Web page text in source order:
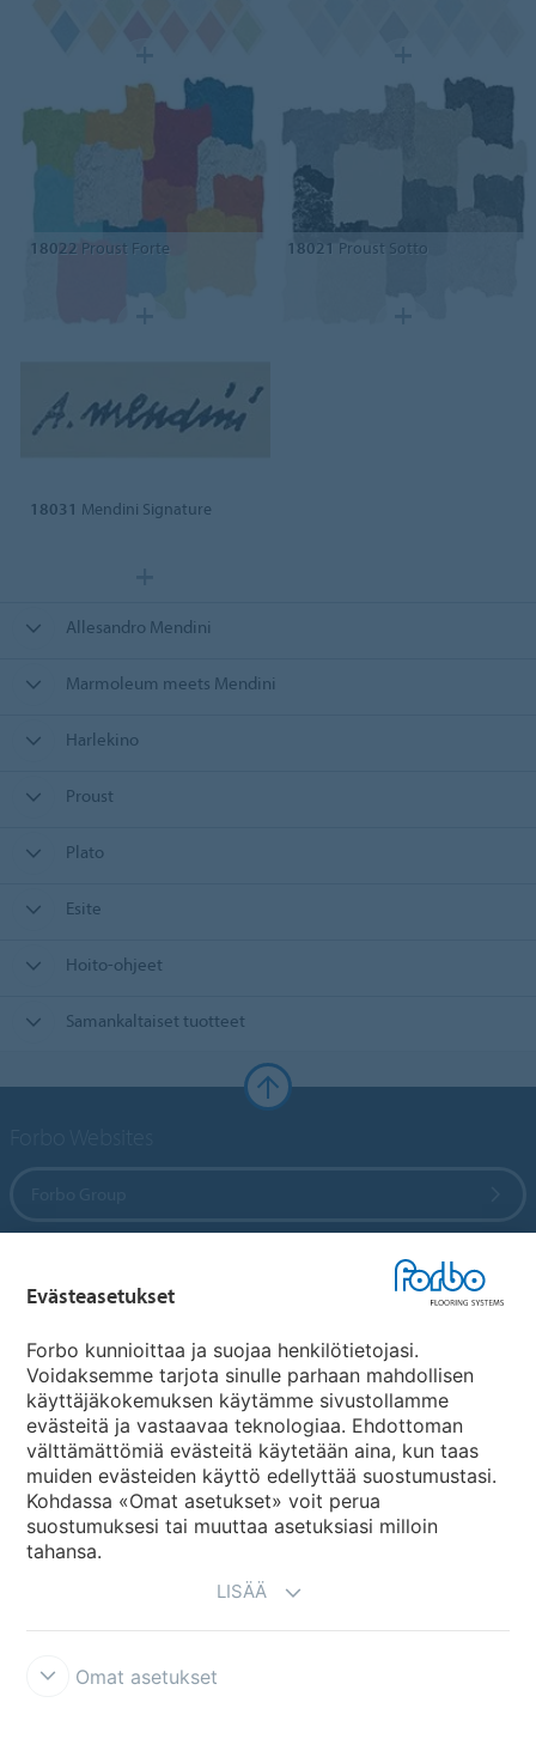
18022 Proust Forte 18021 Proust Sotto
18031 Mendini Signature
Allesandro Mendini
Marmoleum meets Mendini
Harlekino
Proust
Plato
Esite
Hoito-ohjeet
Samankaltaiset tuotteet
Maakohtaiset sivut
Valitse maa
Evästeasetukset
Forbo kunnioittaa ja suojaa henkilötietojasi.
Voidaksemme tarjota sinulle parhaan mahdollisen
käyttäjäkokemuksen käytämme sivustollamme
evästeitä ja vastaavaa teknologiaa. Ehdottoman
välttämättömiä evästeitä käytetään aina, kun taas
muiden evästeiden käyttö edellyttää suostumustasi.
Kohdassa «Omat asetukset» voit perua
suostumuksesi tai muuttaa asetuksiasi milloin
tahansa.
LISÄÄ
Omat asetukset